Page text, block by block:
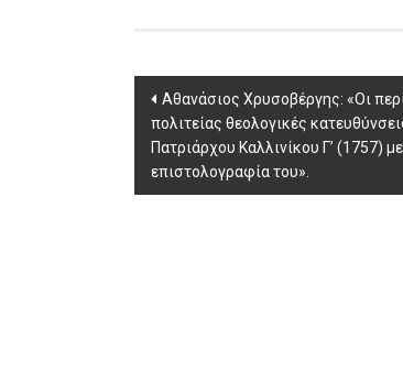
Post
navigation
Aθανάσιος Χρυσοβέργης: «Οι
πολιτείας θεολογικές
Πατριάρχου Καλλινίκου Γ’ (1757)
επιστολογραφία του».